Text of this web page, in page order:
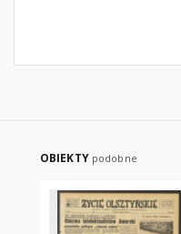
OBIEKTY podobne